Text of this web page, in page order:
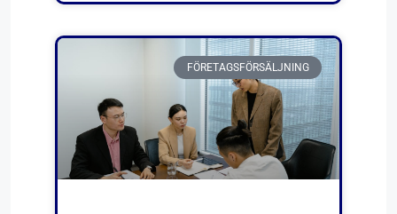
FÖRETAGSFÖRSÄLJNING